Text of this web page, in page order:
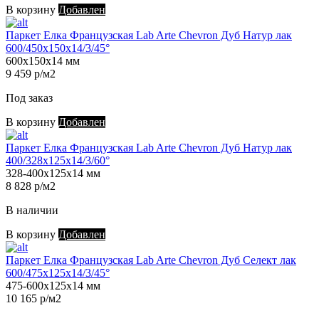
В корзину Добавлен
Паркет Елка Французская Lab Arte Chevron Дуб Натур лак
600/450х150х14/3/45°
600х150х14 мм
9 459 р/м2
Под заказ
В корзину Добавлен
Паркет Елка Французская Lab Arte Chevron Дуб Натур лак
400/328х125х14/3/60°
328-400х125х14 мм
8 828 р/м2
В наличии
В корзину Добавлен
Паркет Елка Французская Lab Arte Chevron Дуб Селект лак
600/475х125х14/3/45°
475-600х125х14 мм
10 165 р/м2